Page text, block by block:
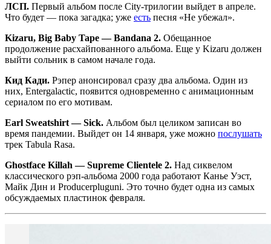
ЛСП. Первый альбом после City-трилогии выйдет в апреле.
Что будет — пока загадка; уже есть песня «Не убежал».
Kizaru, Big Baby Tape — Bandana 2. Обещанное
продолжение расхайпованного альбома. Еще у Kizaru должен
выйти сольник в самом начале года.
Кид Кади. Рэпер анонсировал сразу два альбома. Один из
них, Entergalactic, появится одновременно с анимационным
сериалом по его мотивам.
Earl Sweatshirt — Sick. Альбом был целиком записан во
время пандемии. Выйдет он 14 января, уже можно послушать
трек Tabula Rasa.
Ghostface Killah — Supreme Clientele 2. Над сиквелом
классического рэп-альбома 2000 года работают Канье Уэст,
Майк Дин и Producerpluguni. Это точно будет одна из самых
обсуждаемых пластинок февраля.